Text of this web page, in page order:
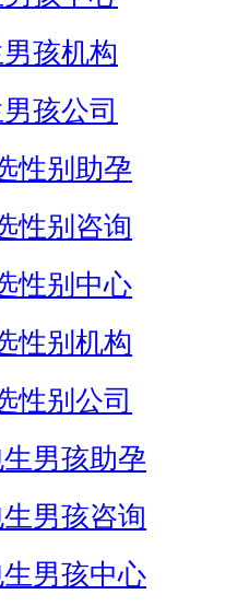
孩机构
孩公司
性别助孕
性别咨询
性别中心
性别机构
性别公司
男孩助孕
男孩咨询
男孩中心